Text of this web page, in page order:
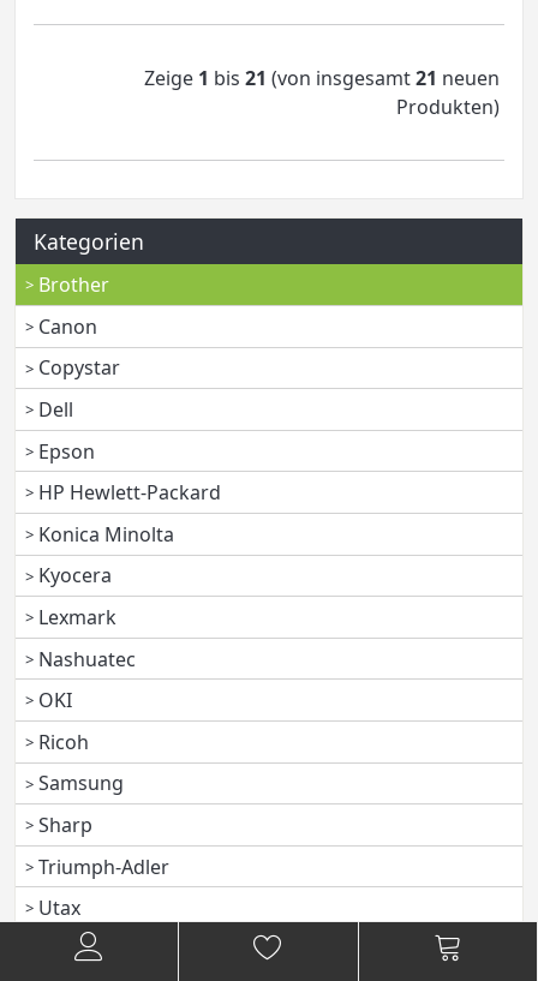
Zeige 1 bis 21 (von insgesamt21 neuen
Produkten)
Kategorien
Brother
Canon
Copystar
Dell
Epson
HP Hewlett-Packard
Konica Minolta
Kyocera
Lexmark
Nashuatec
OKI
Ricoh
Samsung
Sharp
Triumph-Adler
Utax